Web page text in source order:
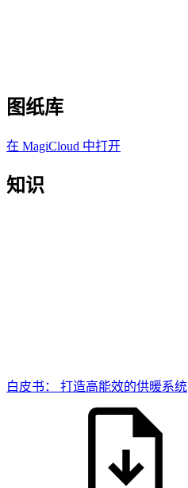
图纸库
在 MagiCloud 中打开
知识
白皮书： 打造高能效的供暖系统